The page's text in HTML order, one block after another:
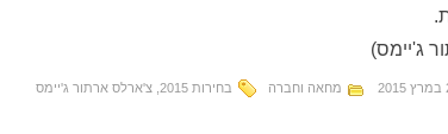
ג'יימס)
מחאה וחברה בחירות 2015
צ'ארלס ארתור ג'יימס